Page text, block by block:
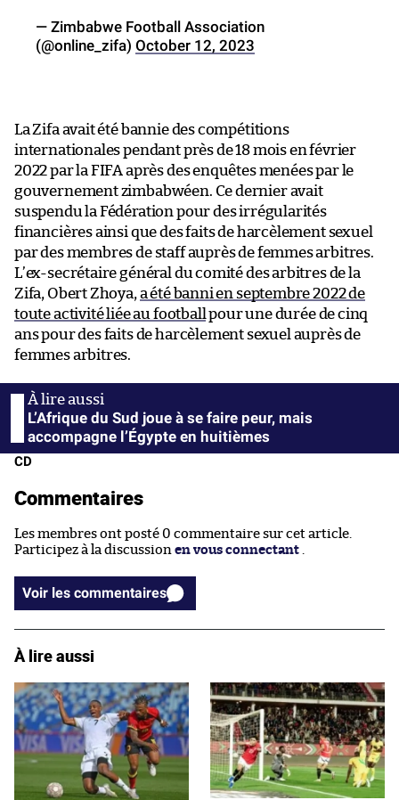
— Zimbabwe Football Association
(@online_zifa) October 12, 2023
La Zifa avait été bannie des compétitions
internationales pendant près de 18 mois en février
2022 par la FIFA après des enquêtes menées par le
gouvernement zimbabwéen. Ce dernier avait
suspendu la Fédération pour des irrégularités
financières ainsi que des faits de harcèlement sexuel
par des membres de staff auprès de femmes arbitres.
L’ex-secrétaire général du comité des arbitres de la
Zifa, Obert Zhoya, a été banni en septembre 2022 de
toute activité liée au footballpour une durée de cinq
ans pour des faits de harcèlement sexuel auprès de
femmes arbitres.
L’Afrique du Sud joue à se faire peur, mais
accompagne l’Égypte en huitièmes
CD
Commentaires
Les membres ont posté 0 commentaire sur cet article.
Participez à la discussion en vous connectant
Voir les commentaires
À lire aussi